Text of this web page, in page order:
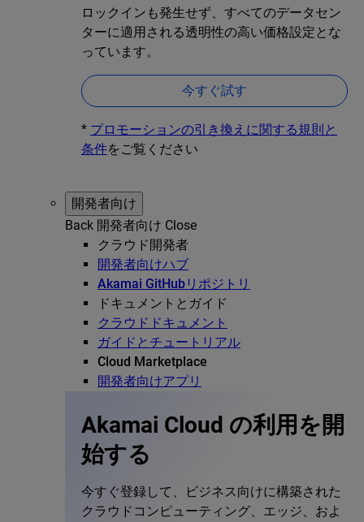
ロックインも発生せず、すべてのデータセン
ターに適用される透明性の高い価格設定とな
っています。
今すぐ試す
* プロモーションの引き換えに関する規則と
条件をご覧ください
開発者向け
Back 開発者向け Close
クラウド開発者
開発者向けハブ
Akamai GitHubリポジトリ
ドキュメントとガイド
クラウドドキュメント
ガイドとチュートリアル
Cloud Marketplace
開発者向けアプリ
Akamai Cloud の利用を開
始する
今すぐ登録して、ビジネス向けに構築された
クラウドコンピューティング、エッジ、およ